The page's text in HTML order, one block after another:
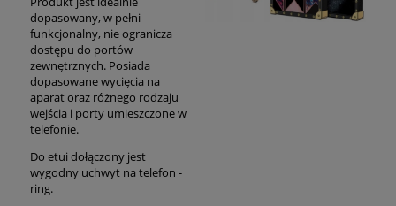
dopasowany, w pełni
funkcjonalny, nie ogranicza
dostępu do portów
zewnętrznych. Posiada
dopasowane wycięcia na
aparat oraz różnego rodzaju
wejścia i porty umieszczone w
telefonie.
Do etui dołączony jest
wygodny uchwyt na telefon -
ring.